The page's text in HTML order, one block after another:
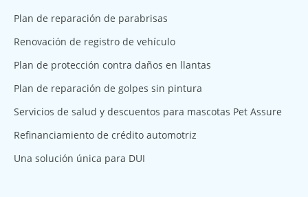
Plan de reparación de parabrisas
Renovación de registro de vehículo
Plan de protección contra daños en llantas
Plan de reparación de golpes sin pintura
Servicios de salud y descuentos para mascotas Pet Assure
Refinanciamiento de crédito automotriz
Una solución única para DUI